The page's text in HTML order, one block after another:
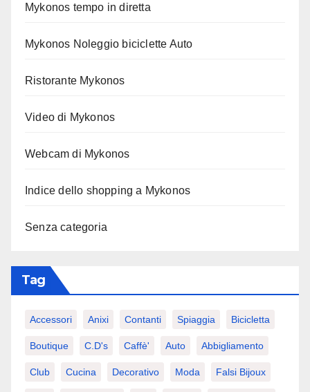
Mykonos tempo in diretta
Mykonos Noleggio biciclette Auto
Ristorante Mykonos
Video di Mykonos
Webcam di Mykonos
Indice dello shopping a Mykonos
Senza categoria
Tag
Accessori Anixi Contanti Spiaggia Bicicletta
Boutique C.d's Caffè' Auto Abbigliamento
Club Cucina Decorativo Moda Falsi Bijoux